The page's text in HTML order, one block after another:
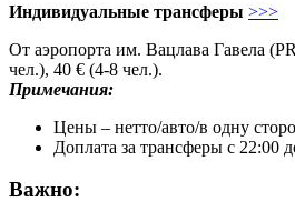
Индивидуальные трансферы >>>
От аэропорта им. Вацлава Гавела
чел.), 40 € (4-8 чел.).
Примечания:
Цены – нетто/авто/в одну
Доплата за трансферы с 22:00
Важно: